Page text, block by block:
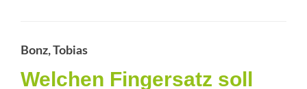
Baukasten
Bonz, Tobias
Welchen Fingersatz soll